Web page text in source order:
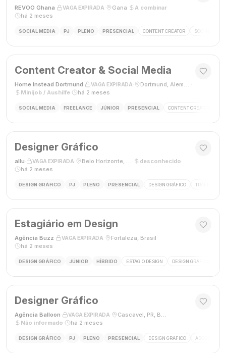
REVOO Ghana VAGA EXPIRADA Gana A combinar·
há 2 meses
SOCIAL MEDIA PJ PLENO PRESENCIAL CONTENT CREATOR SOCIAL MEDIA
Content Creator & Social Media
Home Instead Dortmund VAGA EXPIRADA Dortmund, Alemanha
Minijob / Aushilfe
há 2 meses
SOCIAL MEDIA FREELANCE JÚNIOR PRESENCIAL CONTENT CREATOR
Designer Gráfico
allu VAGA EXPIRADA Belo Horizonte, MG, Brasil desconhecido
há 2 meses
DESIGN GRÁFICO PJ PLENO PRESENCIAL DESIGN GRÁFICO TRÁFEGO
Estagiário em Design
Agência Buzz VAGA EXPIRADA Fortaleza, Brasil
há 2 meses
DESIGN GRÁFICO JÚNIOR HÍBRIDO ESTÁGIO DESIGN DESIGN GRÁFICO
Designer Gráfico
Agência Balloon VAGA EXPIRADA Cascavel, PR, Brasil
Não informado
há 2 meses
DESIGN GRÁFICO PJ PLENO PRESENCIAL DESIGN GRÁFICO ADOBE